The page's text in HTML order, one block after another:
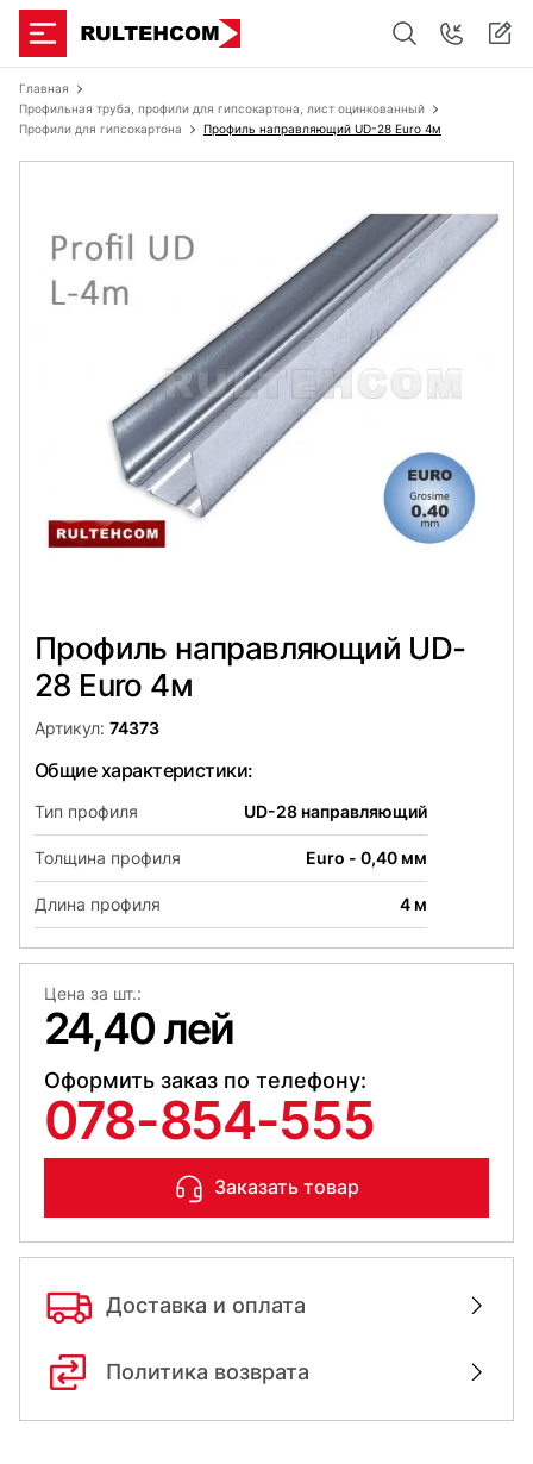
Главная
Профильная труба, профили для гипсокартона, лист оцинкованный
Профили для гипсокартона
Профиль направляющий UD-28 Euro 4м
Профиль направляющий UD-
28 Euro 4м
Артикул: 74373
Общие характеристики:
Тип профиля UD-28 направляющий
Толщина профиля Euro - 0,40 мм
Длина профиля 4 м
Цена за шт.:
24,40 лей
Оформить заказ по телефону:
078-854-555
Заказать товар
Доставка и оплата
Политика возврата